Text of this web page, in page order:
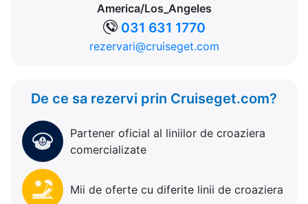
America/Los_Angeles
031 631 1770
rezervari@cruiseget.com
De ce sa rezervi prin Cruiseget.com?
Partener oficial al liniilor de croaziera
comercializate
Mii de oferte cu diferite linii de croaziera